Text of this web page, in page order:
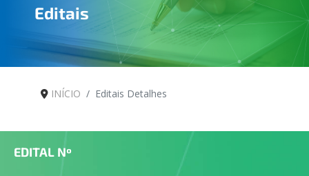
Editais
INÍCIO Editais Detalhes
EDITAL Nº